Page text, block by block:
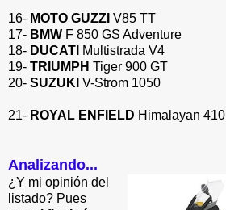
16- MOTO GUZZI V85 TT
17- BMW F 850 GS Adventure
18- DUCATI Multistrada V4
19- TRIUMPH Tiger 900 GT
20- SUZUKI V-Strom 1050
21- ROYAL ENFIELD Himalayan 410
Analizando...
¿Y mi opinión del
listado? Pues